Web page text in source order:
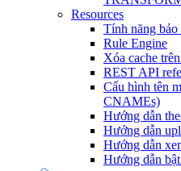
Resources
Tính năng
Rule Engine
Xóa cache
REST API
Cấu hình tên
CNAMEs)
Hướng dẫn
Hướng dẫn
Hướng dẫn
Hướng dẫn